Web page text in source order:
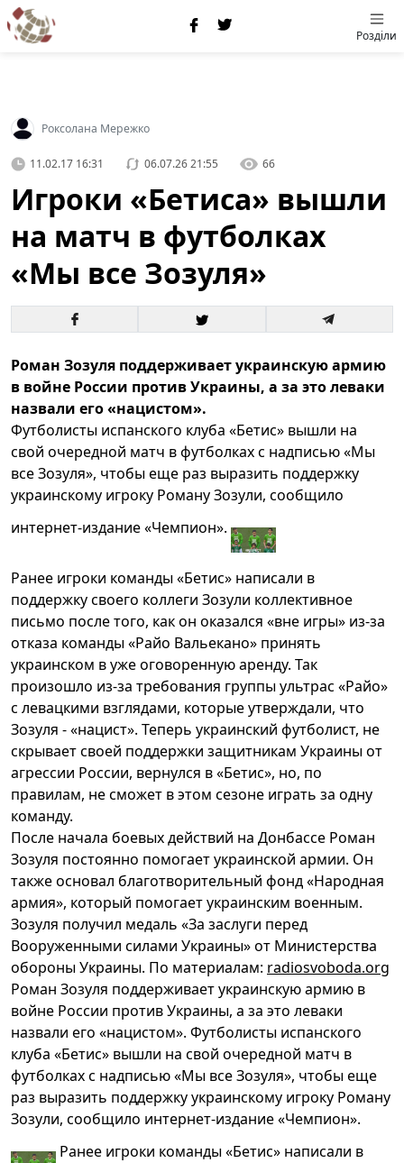
Розділи
Роксолана Мережко
11.02.17 16:31 06.07.26 21:55 66
Игроки «Бетиса» вышли
на матч в футболках
«Мы все Зозуля»
Роман Зозуля поддерживает украинскую армию
в войне России против Украины, а за это леваки
назвали его «нацистом».
Футболисты испанского клуба «Бетис» вышли на
свой очередной матч в футболках с надписью «Мы
все Зозуля», чтобы еще раз выразить поддержку
украинскому игроку Роману Зозули, сообщило
интернет-издание «Чемпион».
Ранее игроки команды «Бетис» написали в
поддержку своего коллеги Зозули коллективное
письмо после того, как он оказался «вне игры» из-за
отказа команды «Райо Вальекано» принять
украинском в уже оговоренную аренду. Так
произошло из-за требования группы ультрас «Райо»
с левацкими взглядами, которые утверждали, что
Зозуля - «нацист». Теперь украинский футболист, не
скрывает своей поддержки защитникам Украины от
агрессии России, вернулся в «Бетис», но, по
правилам, не сможет в этом сезоне играть за одну
команду.
После начала боевых действий на Донбассе Роман
Зозуля постоянно помогает украинской армии. Он
также основал благотворительный фонд «Народная
армия», который помогает украинским военным.
Зозуля получил медаль «За заслуги перед
Вооруженными силами Украины» от Министерства
обороны Украины. По материалам: radiosvoboda.org
Роман Зозуля поддерживает украинскую армию в
войне России против Украины, а за это леваки
назвали его «нацистом». Футболисты испанского
клуба «Бетис» вышли на свой очередной матч в
футболках с надписью «Мы все Зозуля», чтобы еще
раз выразить поддержку украинскому игроку Роману
Зозули, сообщило интернет-издание «Чемпион».
Ранее игроки команды «Бетис» написали в